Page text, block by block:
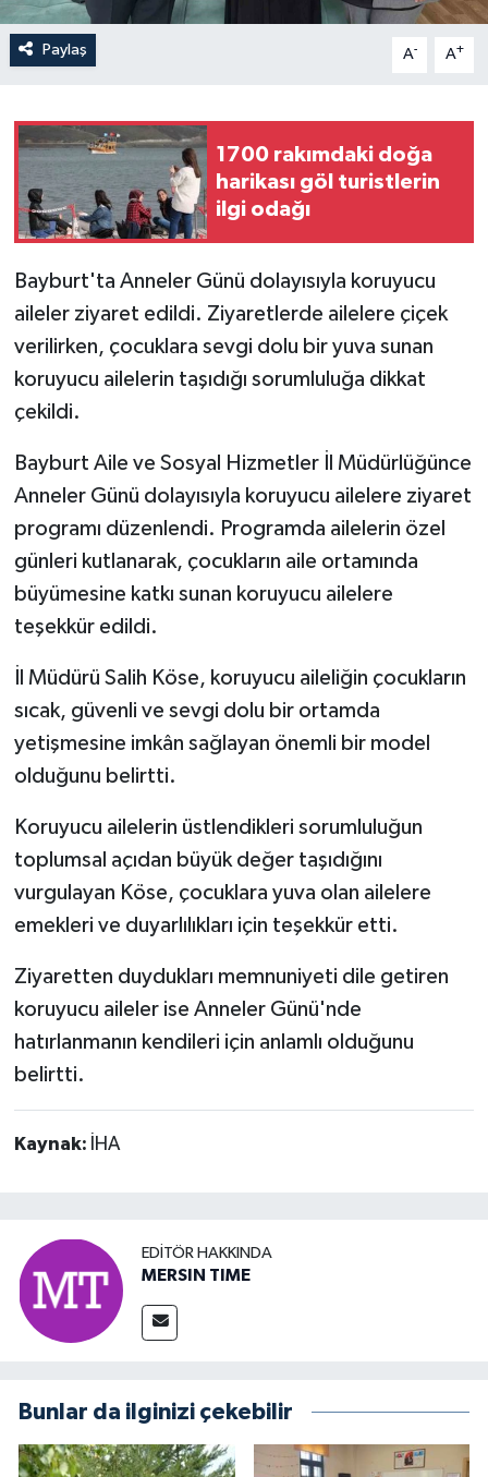
Paylaş A- A+
1700 rakımdaki doğa
harikası göl turistlerin
ilgi odağı
Bayburt'ta Anneler Günü dolayısıyla koruyucu
aileler ziyaret edildi. Ziyaretlerde ailelere çiçek
verilirken, çocuklara sevgi dolu bir yuva sunan
koruyucu ailelerin taşıdığı sorumluluğa dikkat
çekildi.
Bayburt Aile ve Sosyal Hizmetler İl Müdürlüğünce
Anneler Günü dolayısıyla koruyucu ailelere ziyaret
programı düzenlendi. Programda ailelerin özel
günleri kutlanarak, çocukların aile ortamında
büyümesine katkı sunan koruyucu ailelere
teşekkür edildi.
İl Müdürü Salih Köse, koruyucu aileliğin çocukların
sıcak, güvenli ve sevgi dolu bir ortamda
yetişmesine imkân sağlayan önemli bir model
olduğunu belirtti.
Koruyucu ailelerin üstlendikleri sorumluluğun
toplumsal açıdan büyük değer taşıdığını
vurgulayan Köse, çocuklara yuva olan ailelere
emekleri ve duyarlılıkları için teşekkür etti.
Ziyaretten duydukları memnuniyeti dile getiren
koruyucu aileler ise Anneler Günü'nde
hatırlanmanın kendileri için anlamlı olduğunu
belirtti.
Kaynak: İHA
EDITÖR HAKKINDA
MERSIN TIME
Bunlar da ilginizi çekebilir